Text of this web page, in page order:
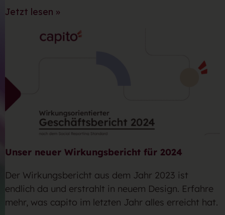
Jetzt lesen »
Unser neuer Wirkungsbericht für 2024
Der Wirkungsbericht aus dem Jahr 2023 ist
endlich da und erstrahlt in neuem Design. Erfahre
mehr, was capito im letzten Jahr alles erreicht hat.